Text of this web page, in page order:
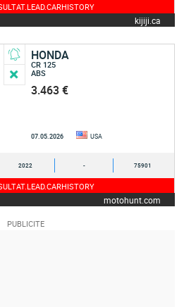
kijiji.ca
HONDA
CR 125
ABS
3.463 €
07.05.2026 USA
2022 - 75901
motohunt.com